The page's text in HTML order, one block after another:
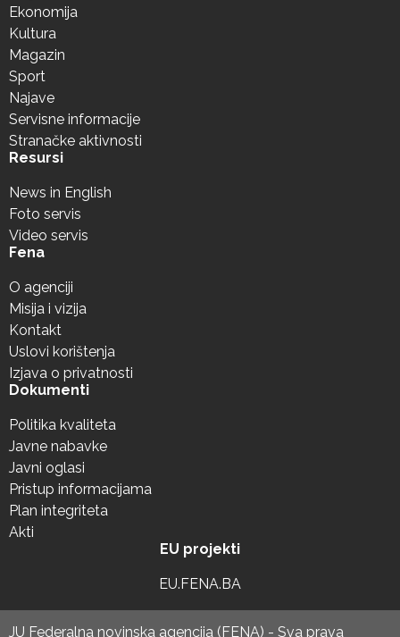
Ekonomija
Kultura
Magazin
Sport
Najave
Servisne informacije
Stranačke aktivnosti
Resursi
News in English
Foto servis
Video servis
Fena
O agenciji
Misija i vizija
Kontakt
Uslovi korištenja
Izjava o privatnosti
Dokumenti
Politika kvaliteta
Javne nabavke
Javni oglasi
Pristup informacijama
Plan integriteta
Akti
EU projekti
EU.FENA.BA
JU Federalna novinska agencija (FENA) - Sva prava